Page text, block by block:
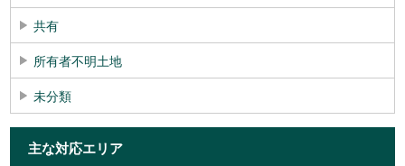
共有
所有者不明土地
未分類
主な対応エリア